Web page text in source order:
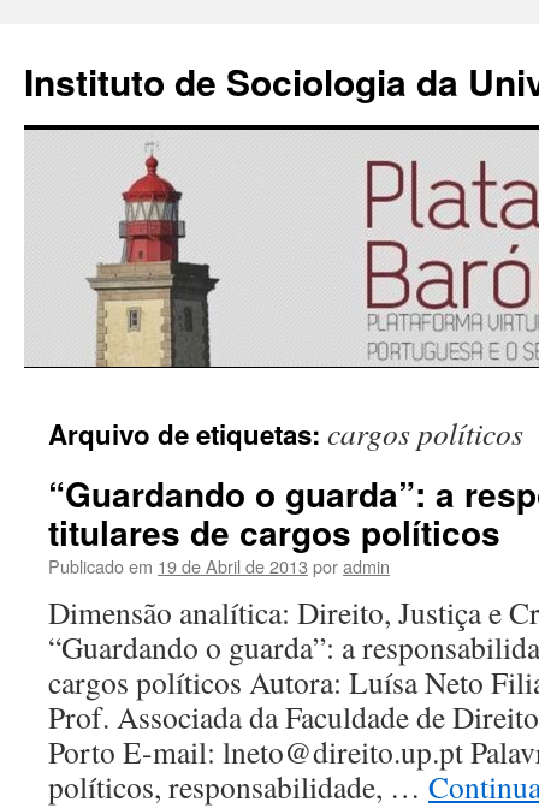
Instituto de Sociologia da
para
conteúdo
Arquivo de etiquetas: cargos políticos
“Guardando o guarda”: a
titulares de cargos políticos
Publicado em 19 de Abril de 2013 poradmin
Dimensão analítica: Direito, Justiça e
“Guardando o guarda”: a
cargos políticos Autora: Luísa Neto
Prof. Associada da Faculdade de
Porto E-mail: lneto@direito.up.pt
políticos, responsabilidade, …